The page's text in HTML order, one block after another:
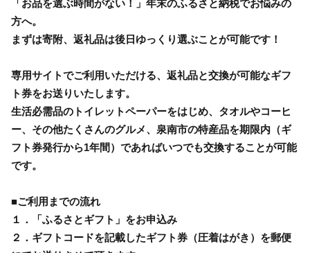
「お品を選ぶ時間がない！」年末のふるさと納税でお悩みの
方へ。
まずは寄附、返礼品は後日ゆっくり選ぶことが可能です！
専用サイトでご利用いただける、返礼品と交換が可能なギフ
ト券をお送りいたします。
生活必需品のトイレットペーパーをはじめ、タオルやコーヒ
ー、その他たくさんのグルメ、泉南市の特産品を期限内（ギ
フト券発行から1年間）であればいつでも交換することが可能
です。
■ご利用までの流れ
１．「ふるさとギフト」をお申込み
２．ギフトコードを記載したギフト券（圧着はがき）を郵便